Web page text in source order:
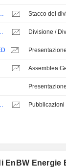
COMPANY, INC. Stacco del
3
ZEPHYRUS WING ENERGIES LTD Assemblea
EnBW Energie